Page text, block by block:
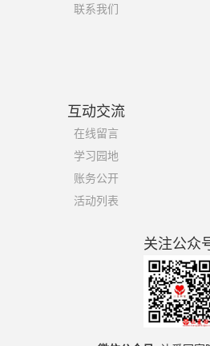
联系我们
互动交流
在线留言
学习园地
账务公开
活动列表
关注公众